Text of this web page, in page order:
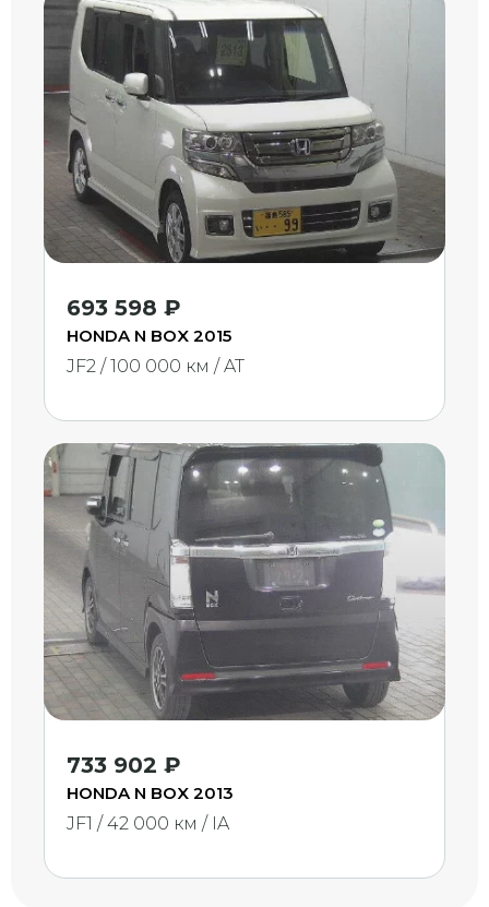
693 598 ₽
HONDA N BOX 2015
JF2 / 100 000 км / AT
733 902 ₽
HONDA N BOX 2013
JF1 / 42 000 км / IA